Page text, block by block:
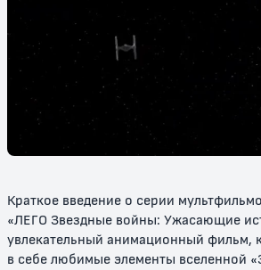
LEGO Ниндзяго: День ушедших ЛЕГО
Краткое введение о серии
«ЛЕГО Звездные войны: Ужасающие
увлекательный анимационный фильм,
в себе любимые элементы вселенной